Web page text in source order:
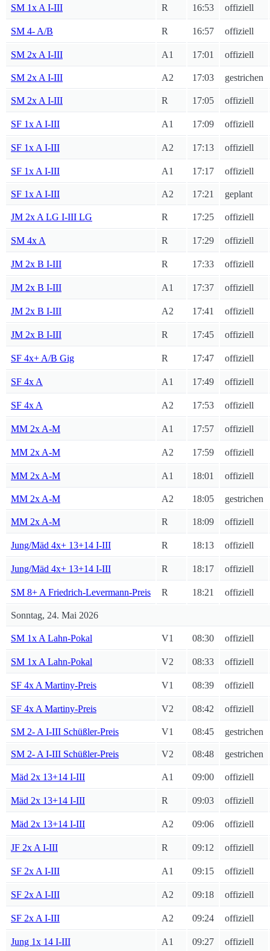
SM 1x A I-III R 16:53 offiziell
SM 4- A/B R 16:57 offiziell
SM 2x A I-III A1 17:01 offiziell
SM 2x A I-III A2 17:03 gestrichen
SM 2x A I-III R 17:05 offiziell
SF 1x A I-III A1 17:09 offiziell
SF 1x A I-III A2 17:13 offiziell
SF 1x A I-III A1 17:17 offiziell
SF 1x A I-III A2 17:21 geplant
JM 2x A LG I-III LG R 17:25 offiziell
SM 4x A R 17:29 offiziell
JM 2x B I-III R 17:33 offiziell
JM 2x B I-III A1 17:37 offiziell
JM 2x B I-III A2 17:41 offiziell
JM 2x B I-III R 17:45 offiziell
SF 4x+ A/B Gig R 17:47 offiziell
SF 4x A A1 17:49 offiziell
SF 4x A A2 17:53 offiziell
MM 2x A-M A1 17:57 offiziell
MM 2x A-M A2 17:59 offiziell
MM 2x A-M A1 18:01 offiziell
MM 2x A-M A2 18:05 gestrichen
MM 2x A-M R 18:09 offiziell
Jung/Mäd 4x+ 13+14 I-III R 18:13 offiziell
Jung/Mäd 4x+ 13+14 I-III R 18:17 offiziell
SM 8+ A Friedrich-Levermann-Preis R 18:21 offiziell
Sonntag, 24. Mai 2026
SM 1x A Lahn-Pokal V1 08:30 offiziell
SM 1x A Lahn-Pokal V2 08:33 offiziell
SF 4x A Martiny-Preis V1 08:39 offiziell
SF 4x A Martiny-Preis V2 08:42 offiziell
SM 2- A I-III Schüßler-Preis V1 08:45 gestrichen
SM 2- A I-III Schüßler-Preis V2 08:48 gestrichen
Mäd 2x 13+14 I-III A1 09:00 offiziell
Mäd 2x 13+14 I-III R 09:03 offiziell
Mäd 2x 13+14 I-III A2 09:06 offiziell
JF 2x A I-III R 09:12 offiziell
SF 2x A I-III A1 09:15 offiziell
SF 2x A I-III A2 09:18 offiziell
SF 2x A I-III A2 09:24 offiziell
Jung 1x 14 I-III A1 09:27 offiziell